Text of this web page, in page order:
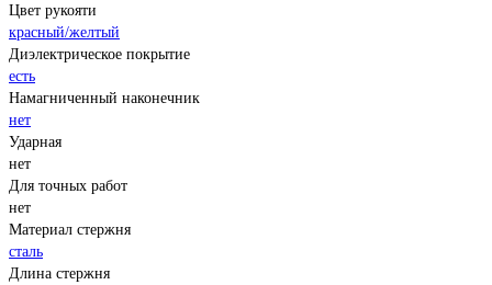
Цвет рукояти
красный/желтый
Диэлектрическое покрытие
есть
Намагниченный наконечник
нет
Ударная
нет
Для точных работ
нет
Материал стержня
сталь
Длина стержня